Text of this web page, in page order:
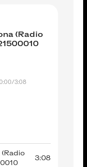
(Radio
/3:08
3:08